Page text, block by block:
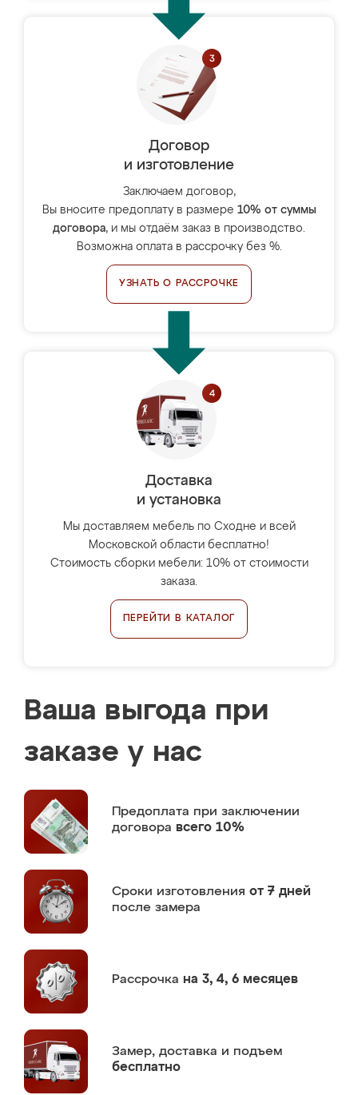
Договор
и изготовление
Заключаем договор,
Вы вносите предоплату в размере 10% от суммы
договора, и мы отдаём заказ в производство.
Возможна оплата в рассрочку без %.
УЗНАТЬ О РАССРОЧКЕ
Доставка
и установка
Мы доставляем мебель по Сходне и всей
Московской области бесплатно!
Стоимость сборки мебели: 10% от стоимости
заказа.
ПЕРЕЙТИ В КАТАЛОГ
Ваша выгода при
заказе у нас
Предоплата при заключении
договора всего 10%
Сроки изготовления от 7 дней
после замера
Рассрочка на 3, 4, 6 месяцев
Замер, доставка и подъем
бесплатно